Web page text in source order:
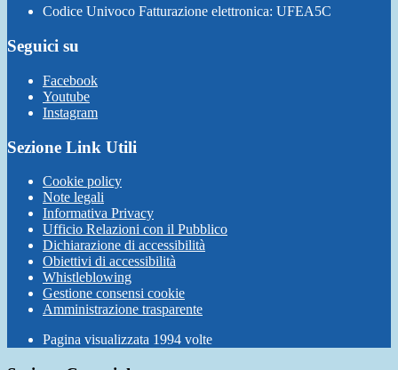
Codice Univoco Fatturazione elettronica: UFEA5C
Seguici su
Facebook
Youtube
Instagram
Sezione Link Utili
Cookie policy
Note legali
Informativa Privacy
Ufficio Relazioni con il Pubblico
Dichiarazione di accessibilità
Obiettivi di accessibilità
Whistleblowing
Gestione consensi cookie
Amministrazione trasparente
Pagina visualizzata 1994 volte